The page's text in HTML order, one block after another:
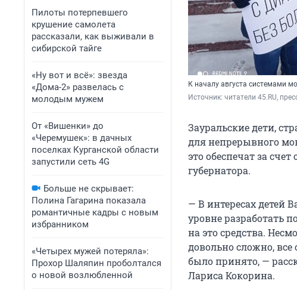
Пилоты потерпевшего
крушение самолета
рассказали, как выживали в
сибирской тайге
«Ну вот и всё»: звезда
«Дома-2» развелась с
молодым мужем
От «Вишенки» до
«Черемушек»: в дачных
поселках Курганской области
запустили сеть 4G
Больше не скрывает:
Полина Гагарина показала
романтичные кадры с новым
избранником
«Четырех мужей потеряла»:
Прохор Шаляпин проболтался
о новой возлюбленной
К началу августа системами
Источник: читатели 45.RU,
Зауральские дети,
для непрерывного
это обеспечат за
губернатора.
— В интересах детей
уровне разработать
на это средства.
довольно сложно, все
было принято, —
Лариса Кокорина.